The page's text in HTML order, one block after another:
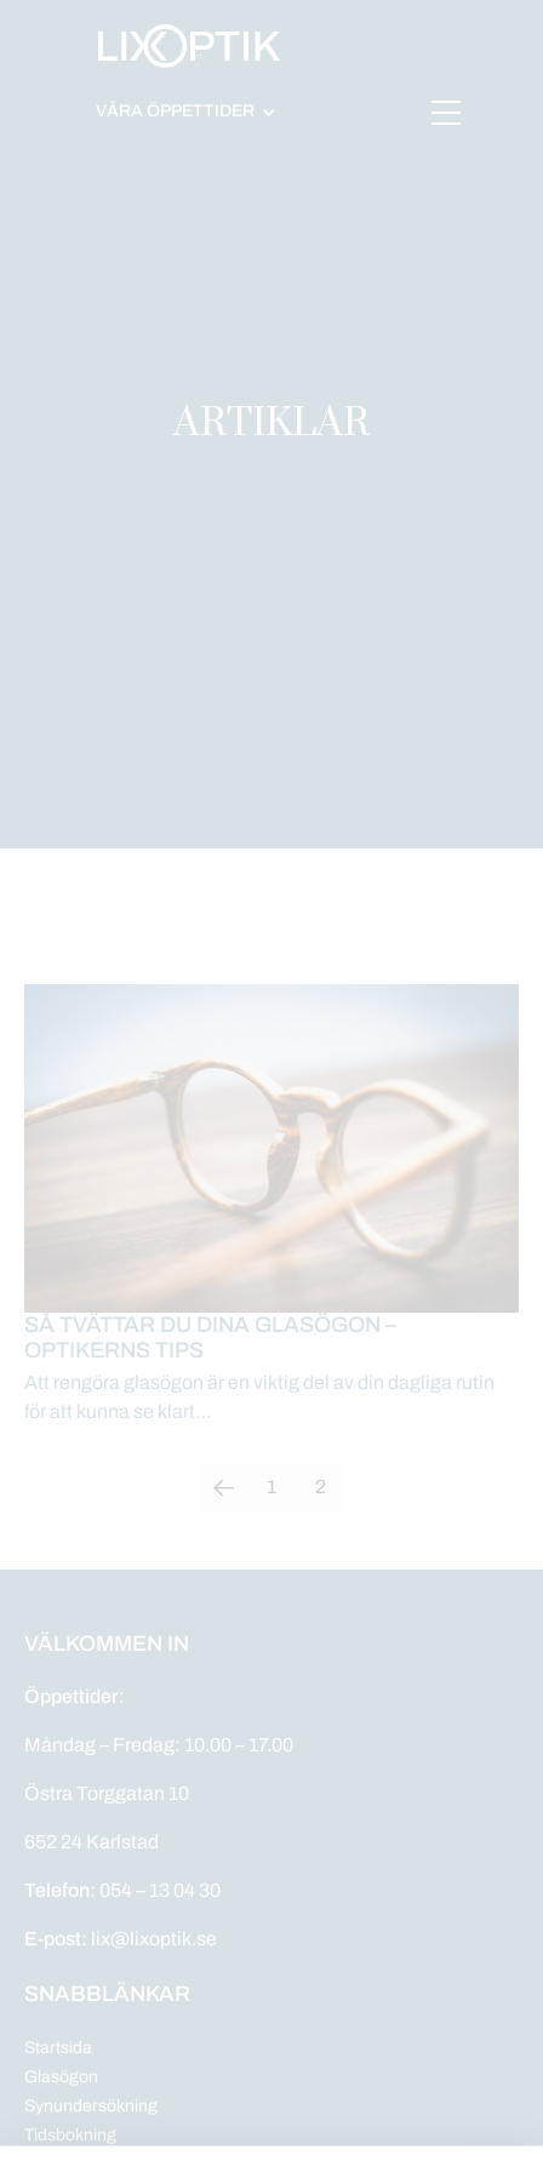
VÅRA ÖPPETTIDER
ARTIKLAR
SÅ TVÄTTAR DU DINA GLASÖGON –
OPTIKERNS TIPS
Att rengöra glasögon är en viktig del av din dagliga rutin
för att kunna se klart…
1 2
VÄLKOMMEN IN
Öppettider:
Måndag – Fredag: 10.00 – 17.00
Östra Torggatan 10
652 24 Karlstad
Telefon: 054 – 13 04 30
E-post: lix@lixoptik.se
SNABBLÄNKAR
Startsida
Glasögon
Synundersökning
Tidsbokning